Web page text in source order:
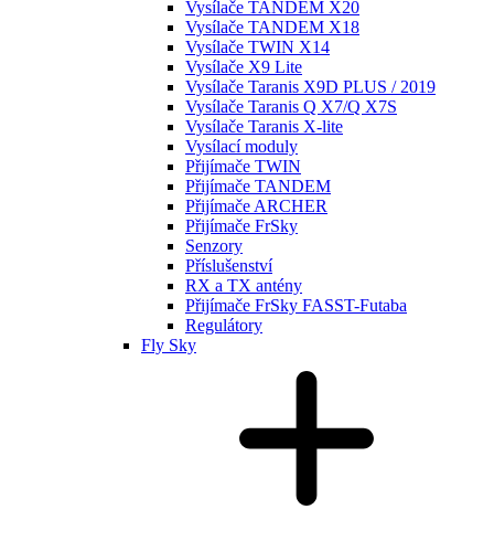
Vysílače TANDEM X20
Vysílače TANDEM X18
Vysílače TWIN X14
Vysílače X9 Lite
Vysílače Taranis X9D PLUS / 2019
Vysílače Taranis Q X7/Q X7S
Vysílače Taranis X-lite
Vysílací moduly
Přijímače TWIN
Přijímače TANDEM
Přijímače ARCHER
Přijímače FrSky
Senzory
Příslušenství
RX a TX antény
Přijímače FrSky FASST-Futaba
Regulátory
Fly Sky